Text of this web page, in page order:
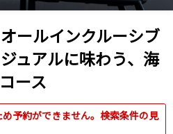
ールインクルーシブ
ュアルに味わう、海
ース
予約ができません。検索条件の見